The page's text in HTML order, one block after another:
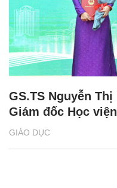
GIÁO DỤC
GS.TS Nguyễn
Giám đốc Học